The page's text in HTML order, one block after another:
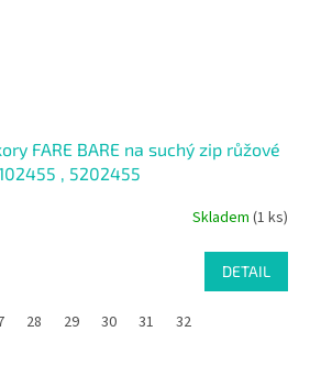
FARE BARE na suchý zip růžové
, 5202455
Skladem (1 ks)
DETAIL
28 29 30 31 32